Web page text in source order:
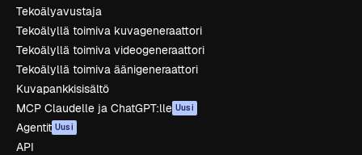
Tekoälyavustaja
Tekoälyllä toimiva kuvageneraattori
Tekoälyllä toimiva videogeneraattori
Tekoälyllä toimiva äänigeneraattori
Kuvapankkisisältö
MCP Claudelle ja ChatGPT:lle Uusi
Agentit Uusi
API